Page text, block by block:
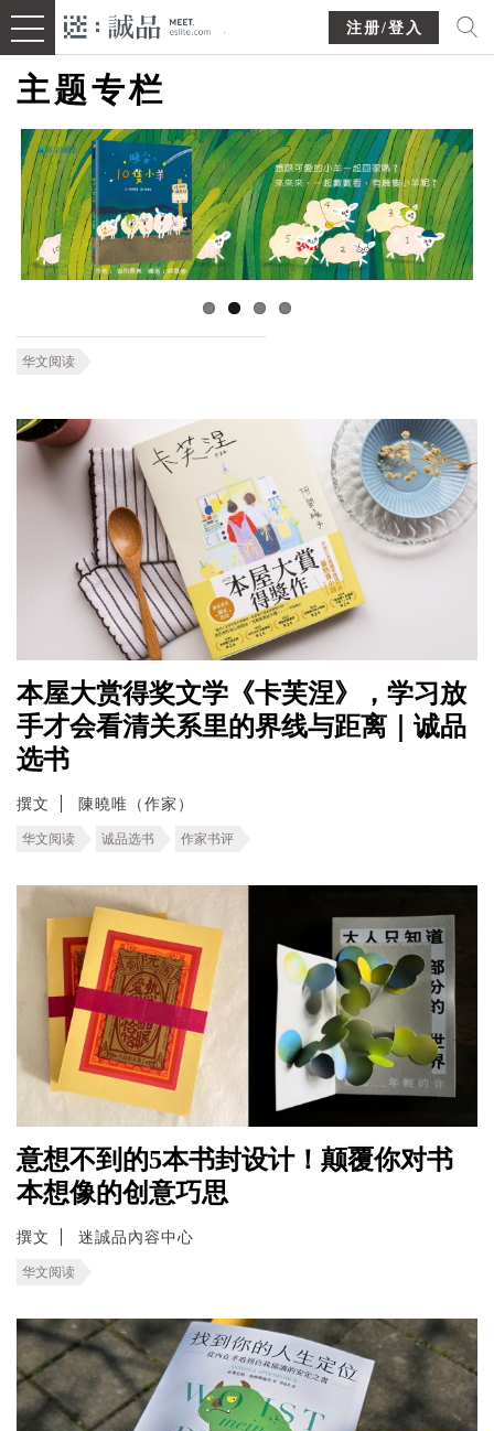
注册/登入
主题专栏
华文阅读
本屋大赏得奖文学《卡芙涅》，学习放
手才会看清关系里的界线与距离｜诚品
选书
撰文 陳曉唯（作家）
华文阅读 诚品选书 作家书评
意想不到的5本书封设计！颠覆你对书
本想像的创意巧思
撰文 迷誠品內容中心
华文阅读